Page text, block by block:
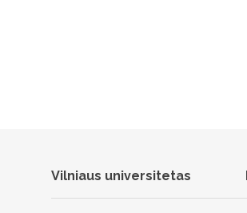
Vilniaus universitetas